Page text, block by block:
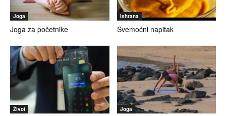
Joga
Joga za početnike
Ishrana
Svemoćni napitak
Život Joga